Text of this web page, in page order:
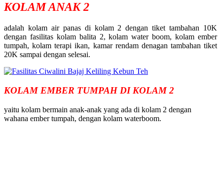
KOLAM ANAK 2
adalah kolam air panas di kolam 2 dengan tiket tambahan 10K
dengan fasilitas kolam balita 2, kolam water boom, kolam ember
tumpah, kolam terapi ikan, kamar rendam denagan tambahan tiket
20K sampai dengan selesai.
KOLAM EMBER TUMPAH DI KOLAM 2
yaitu kolam bermain anak-anak yang ada di kolam 2 dengan
wahana ember tumpah, dengan kolam waterboom.